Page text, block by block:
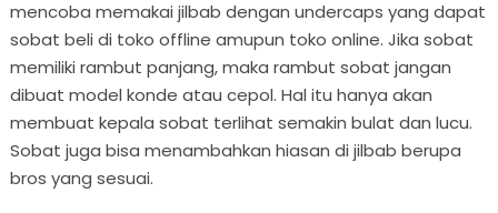
mencoba memakai jilbab dengan undercaps yang dapat
sobat beli di toko offline amupun toko online. Jika sobat
memiliki rambut panjang, maka rambut sobat jangan
dibuat model konde atau cepol. Hal itu hanya akan
membuat kepala sobat terlihat semakin bulat dan lucu.
Sobat juga bisa menambahkan hiasan di jilbab berupa
bros yang sesuai.